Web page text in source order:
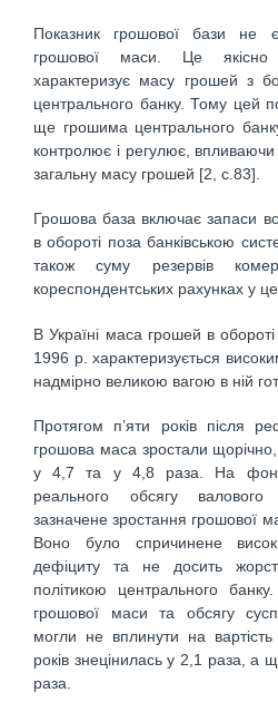
Показник грошової бази
грошової маси. Це
характеризує масу грошей з
центрального банку. Тому цей
ще грошима центрального
контролює і регулює, впливаючи
загальну масу грошей [2, с.83].
Грошова база включає запаси
в обороті поза банківською
також суму резервів
кореспондентських рахунках у
В Україні маса грошей в
1996 р. характеризується
надмірно великою вагою в ній
Протягом п’яти років після
грошова маса зростали
у 4,7 та у 4,8 раза. На фоні
реального обсягу валового
зазначене зростання грошової
Воно було спричинене
дефіциту та не досить
політикою центрального
грошової маси та обсягу
могли не вплинути на
років знецінилась у 2,1 раза,
раза.